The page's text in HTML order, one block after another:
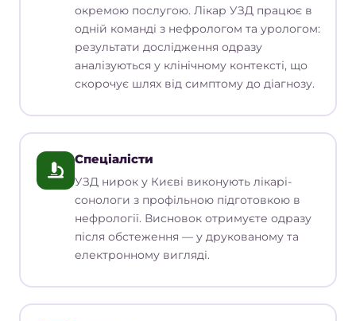
окремою послугою. Лікар УЗД працює в
одній команді з нефрологом та урологом:
результати дослідження одразу
аналізуються у клінічному контексті, що
скорочує шлях від симптому до діагнозу.
Спеціалісти
УЗД нирок у Києві виконують лікарі-
сонологи з профільною підготовкою в
нефрології. Висновок отримуєте одразу
після обстеження — у друкованому та
електронному вигляді.